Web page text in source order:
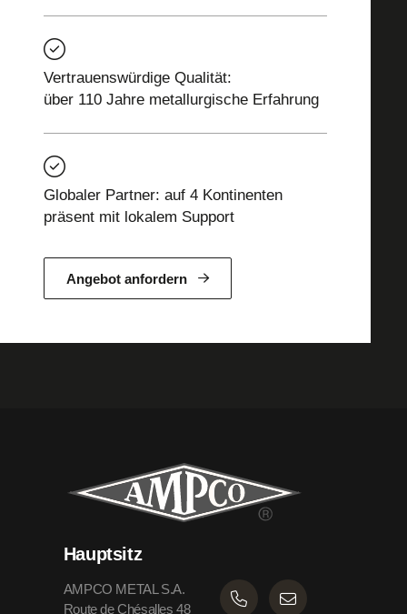
Vertrauenswürdige Qualität:
über 110 Jahre metallurgische Erfahrung
Globaler Partner: auf 4 Kontinenten
präsent mit lokalem Support
Angebot anfordern
Hauptsitz
AMPCO METAL S.A.
Route de Chésalles 48